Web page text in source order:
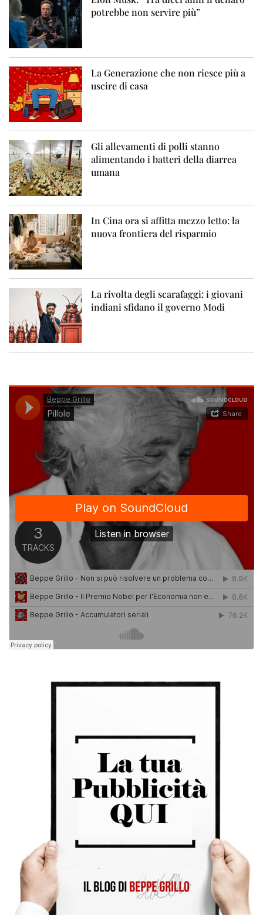
potrebbe non servire più”
La Generazione che non riesce più a
uscire di casa
Gli allevamenti di polli stanno
alimentando i batteri della diarrea
umana
In Cina ora si affitta mezzo letto: la
nuova frontiera del risparmio
La rivolta degli scarafaggi: i giovani
indiani sfidano il governo Modi